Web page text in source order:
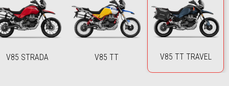
V85 STRADA V85 TT V85 TT TRAVEL